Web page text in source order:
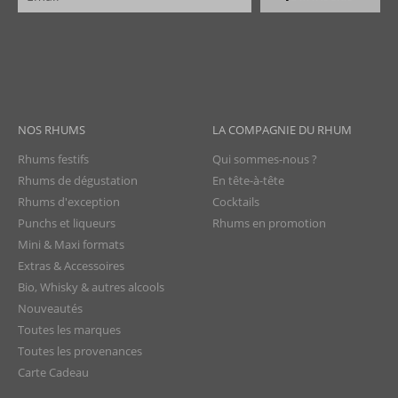
NOS RHUMS
Rhums festifs
Rhums de dégustation
Rhums d'exception
Punchs et liqueurs
Mini & Maxi formats
Extras & Accessoires
Bio, Whisky & autres alcools
Nouveautés
Toutes les marques
Toutes les provenances
Carte Cadeau
LA COMPAGNIE DU RHUM
Qui sommes-nous ?
En tête-à-tête
Cocktails
Rhums en promotion